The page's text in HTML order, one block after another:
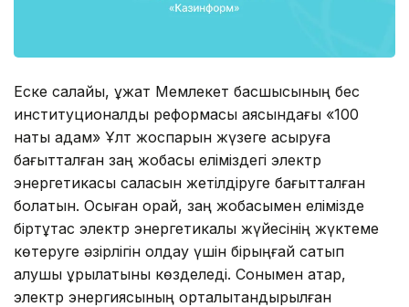
Еске салайық, құжат Мемлекет басшысының бес
институционалдық реформасы аясындағы «100
нақты қадам» Ұлт жоспарын жүзеге асыруға
бағытталған заң жобасы еліміздегі электр
энергетикасы саласын жетілдіруге бағытталған
болатын. Осыған орай, заң жобасымен елімізде
біртұтас электр энергетикалық жүйесінің жүктеме
көтеруге әзірлігін қолдау үшін бірыңғай сатып
алушы құрылатыны көзделеді. Сонымен қатар,
электр энергиясының орталықтандырылған